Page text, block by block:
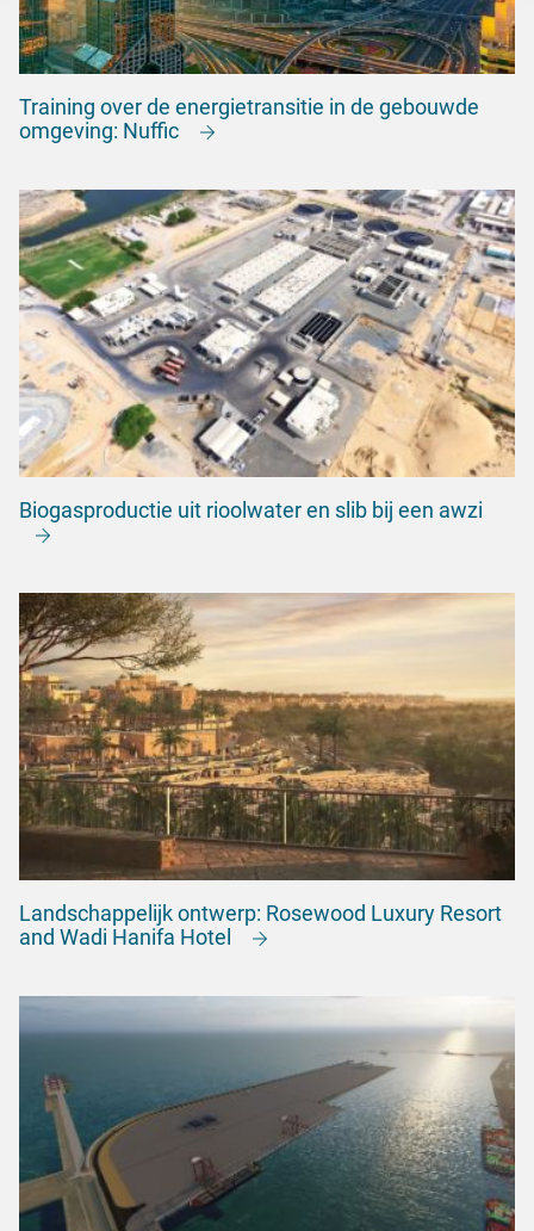
Training over de energietransitie in de gebouwde
omgeving: Nuffic
Biogasproductie uit rioolwater en slib bij een awzi
Landschappelijk ontwerp: Rosewood Luxury Resort
and Wadi Hanifa Hotel